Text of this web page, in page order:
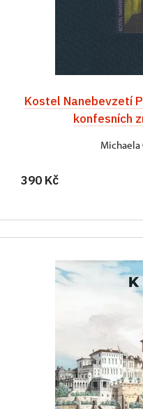
Kostel Nanebevzetí
konfesních
Michaela
390 Kč